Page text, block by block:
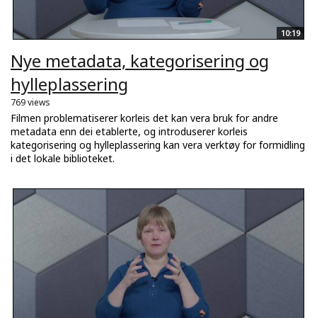
10:19
Nye metadata, kategorisering og
hylleplassering
769 views
Filmen problematiserer korleis det kan vera bruk for andre
metadata enn dei etablerte, og introduserer korleis
kategorisering og hylleplassering kan vera verktøy for formidling
i det lokale biblioteket.